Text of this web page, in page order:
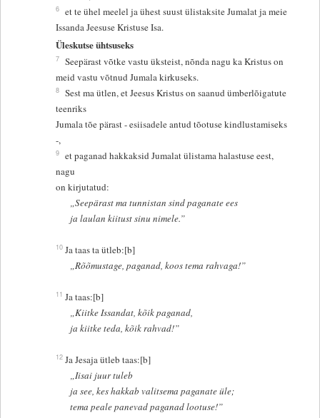
6 et te ühel meelel ja ühest suust ülistaksite Jumalat ja meie
Issanda Jeesuse Kristuse Isa.
Üleskutse ühtsuseks
7 Seepärast võtke vastu üksteist, nõnda nagu ka Kristus on
meid vastu võtnud Jumala kirkuseks.
8 Sest ma ütlen, et Jeesus Kristus on saanud ümberlõigatute
teenriks
Jumala tõe pärast - esiisadele antud tõotuse kindlustamiseks
-,
9 et paganad hakkaksid Jumalat ülistama halastuse eest,
nagu
on kirjutatud:
„Seepärast ma tunnistan sind paganate ees
ja laulan kiitust sinu nimele.”
10 Ja taas ta ütleb:[b]
„Rõõmustage, paganad, koos tema rahvaga!”
11 Ja taas:[b]
„Kiitke Issandat, kõik paganad,
ja kiitke teda, kõik rahvad!”
12 Ja Jesaja ütleb taas:[b]
„Iisai juur tuleb
ja see, kes hakkab valitsema paganate üle;
tema peale panevad paganad lootuse!”